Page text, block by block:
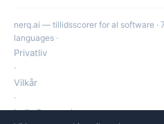
nerq.ai — tillidsscorer for al software ·
languages ·
Privatliv
·
Vilkår
·
hello@nerq.ai